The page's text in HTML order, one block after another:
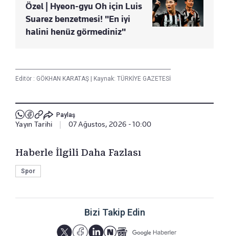
Özel | Hyeon-gyu Oh için Luis
Suarez benzetmesi! "En iyi
halini henüz görmediniz"
Editör : GÖKHAN KARATAŞ | Kaynak: TÜRKİYE GAZETESİ
Paylaş
Yayın Tarihi 07 Ağustos, 2026 - 10:00
Haberle İlgili Daha Fazlası
Spor
Bizi Takip Edin